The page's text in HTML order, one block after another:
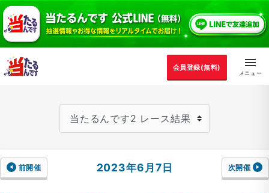
会員登録(無料)
前開催 2023年6月7日 次開催